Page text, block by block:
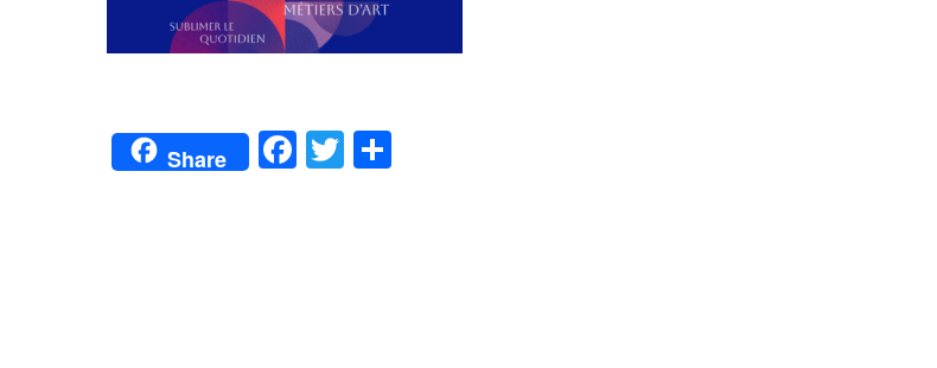
Share Facebook
Twitter